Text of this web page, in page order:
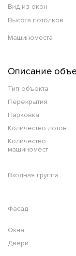
Вид из окон
Высота потолков
Машиноместа
Описание
Тип объекта
Перекрытия
Парковка
Количество лотов
Количество
машиномест
Входная группа
Фасад
Окна
Двери